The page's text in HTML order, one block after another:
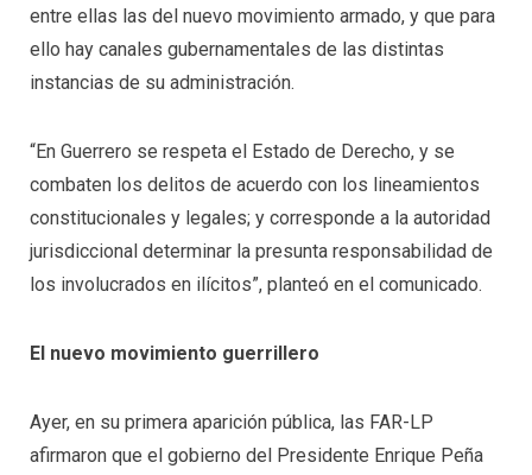
entre ellas las del nuevo movimiento armado, y que para
ello hay canales gubernamentales de las distintas
instancias de su administración.
“En Guerrero se respeta el Estado de Derecho, y se
combaten los delitos de acuerdo con los lineamientos
constitucionales y legales; y corresponde a la autoridad
jurisdiccional determinar la presunta responsabilidad de
los involucrados en ilícitos”, planteó en el comunicado.
El nuevo movimiento guerrillero
Ayer, en su primera aparición pública, las FAR-LP
afirmaron que el gobierno del Presidente Enrique Peña